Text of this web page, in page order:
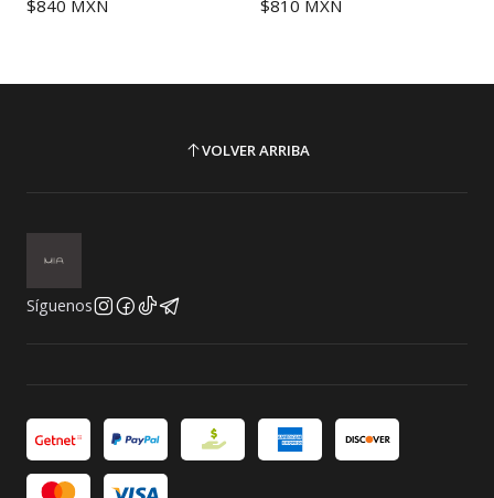
$840 MXN $810 MXN
VOLVER ARRIBA
Síguenos